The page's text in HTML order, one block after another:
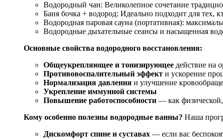
Водородный чан: Великолепное сочетание
Баня бочка + водород: Идеально подходит для тех,
Водородная паровая сауна (портативная):
Водородные дыхательные сеансы и насыщенная
Основные свойства водородного восстановления:
Общеукрепляющее и тонизирующее действие на
Противовоспалительный эффект и ускорение
Нормализация давления и улучшение
Укрепление иммунной системы
Повышение работоспособности — как
Кому особенно полезны водородные ванны? Наша
Дискомфорт спине и суставах — если вас